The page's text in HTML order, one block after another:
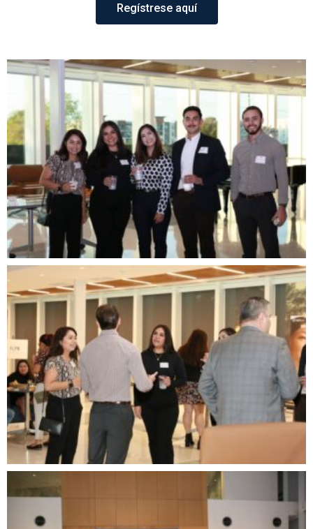
Regístrese aquí